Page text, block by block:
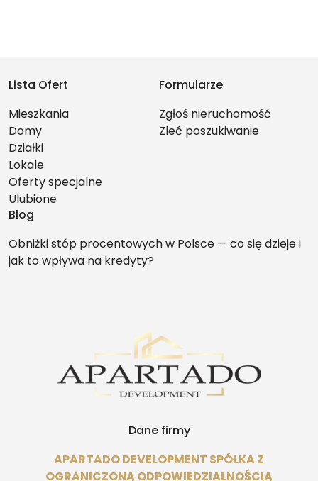
Lista Ofert
Mieszkania
Domy
Działki
Lokale
Oferty specjalne
Ulubione
Formularze
Zgłoś nieruchomość
Zleć poszukiwanie
Blog
Obniżki stóp procentowych w Polsce — co się dzieje i
jak to wpływa na kredyty?
Dane firmy
APARTADO DEVELOPMENT SPÓŁKA Z
OGRANICZONĄ ODPOWIEDZIALNOŚCIĄ